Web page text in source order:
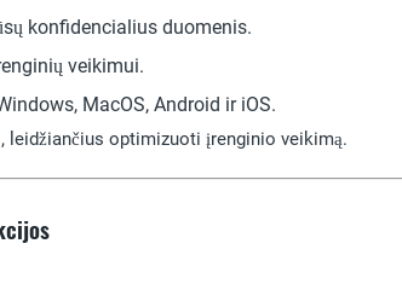
konfidencialius duomenis.
veikimui.
MacOS, Android ir iOS.
leidžiančius optimizuoti įrenginio veikimą.